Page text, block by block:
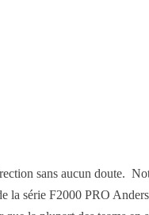
sans aucun doute.
la série F2000 PRO